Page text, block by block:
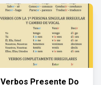
Verbos Presente Do